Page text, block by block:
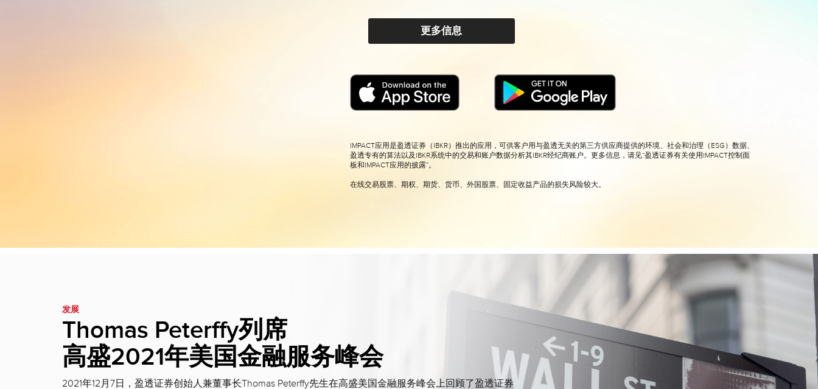
更多信息
IMPACT应用是盈透证券（IBKR）推出的应用，可供客户用与盈透无关的第三方供应商提供的环境、社会和治理（ESG）数据、
盈透专有的算法以及IBKR系统中的交易和账户数据分析其IBKR经纪商账户。更多信息，请见“盈透证券有关使用IMPACT控制面
板和IMPACT应用的披露”。
在线交易股票、期权、期货、货币、外国股票、固定收益产品的损失风险较大。
发展
Thomas Peterffy列席
高盛2021年美国金融服务峰会
2021年12月7日，盈透证券创始人兼董事长Thomas Peterffy先生在高盛美国金融服务峰会上回顾了盈透证券